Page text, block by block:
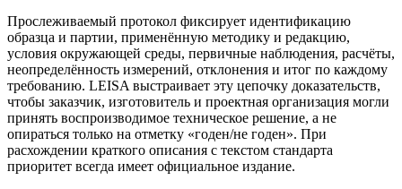
Прослеживаемый протокол фиксирует идентификацию
образца и партии, применённую методику и редакцию,
условия окружающей среды, первичные наблюдения, расчёты,
неопределённость измерений, отклонения и итог по каждому
требованию. LEISA выстраивает эту цепочку доказательств,
чтобы заказчик, изготовитель и проектная организация могли
принять воспроизводимое техническое решение, а не
опираться только на отметку «годен/не годен». При
расхождении краткого описания с текстом стандарта
приоритет всегда имеет официальное издание.